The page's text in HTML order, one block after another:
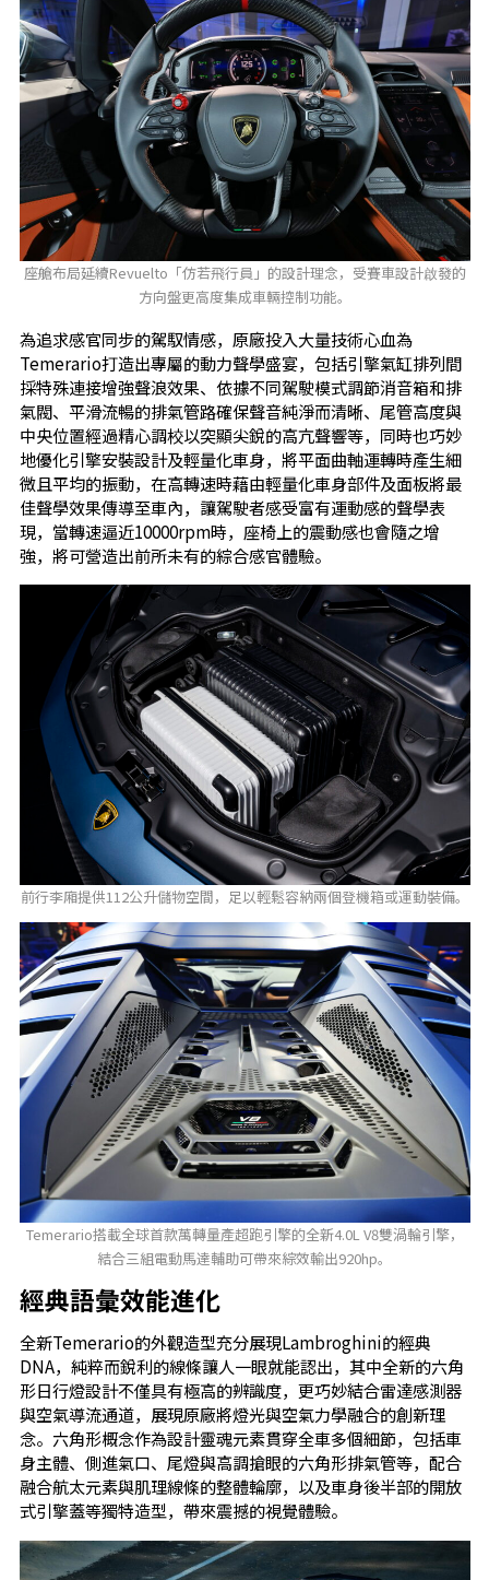
座艙布局延續Revuelto「仿若飛行員」的設計理念，受賽車設計啟發的
方向盤更高度集成車輛控制功能。
為追求感官同步的駕馭情感，原廠投入大量技術心血為
Temerario打造出專屬的動力聲學盛宴，包括引擎氣缸排列間
採特殊連接增強聲浪效果、依據不同駕駛模式調節消音箱和排
氣閥、平滑流暢的排氣管路確保聲音純淨而清晰、尾管高度與
中央位置經過精心調校以突顯尖銳的高亢聲響等，同時也巧妙
地優化引擎安裝設計及輕量化車身，將平面曲軸運轉時產生細
微且平均的振動，在高轉速時藉由輕量化車身部件及面板將最
佳聲學效果傳導至車內，讓駕駛者感受富有運動感的聲學表
現，當轉速逼近10000rpm時，座椅上的震動感也會隨之增
強，將可營造出前所未有的綜合感官體驗。
前行李廂提供112公升儲物空間，足以輕鬆容納兩個登機箱或運動裝備。
Temerario搭載全球首款萬轉量產超跑引擎的全新4.0L V8雙渦輪引擎，
結合三組電動馬達輔助可帶來綜效輸出920hp。
經典語彙效能進化
全新Temerario的外觀造型充分展現Lambroghini的經典
DNA，純粹而銳利的線條讓人一眼就能認出，其中全新的六角
形日行燈設計不僅具有極高的辨識度，更巧妙結合雷達感測器
與空氣導流通道，展現原廠將燈光與空氣力學融合的創新理
念。六角形概念作為設計靈魂元素貫穿全車多個細節，包括車
身主體、側進氣口、尾燈與高調搶眼的六角形排氣管等，配合
融合航太元素與肌理線條的整體輪廓，以及車身後半部的開放
式引擎蓋等獨特造型，帶來震撼的視覺體驗。